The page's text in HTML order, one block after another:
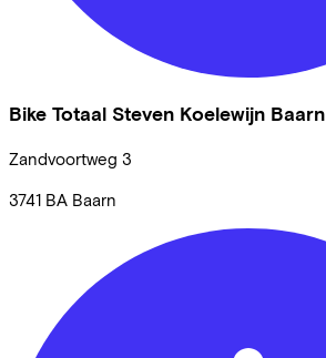
Bike Totaal Steven Koelewijn Baarn
Zandvoortweg 3
3741 BA Baarn